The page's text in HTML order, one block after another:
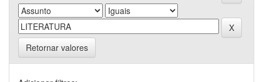
Retornar valores